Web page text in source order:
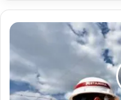
Ini
Pertamina
Antisipasi
Potensi
Kebakaran